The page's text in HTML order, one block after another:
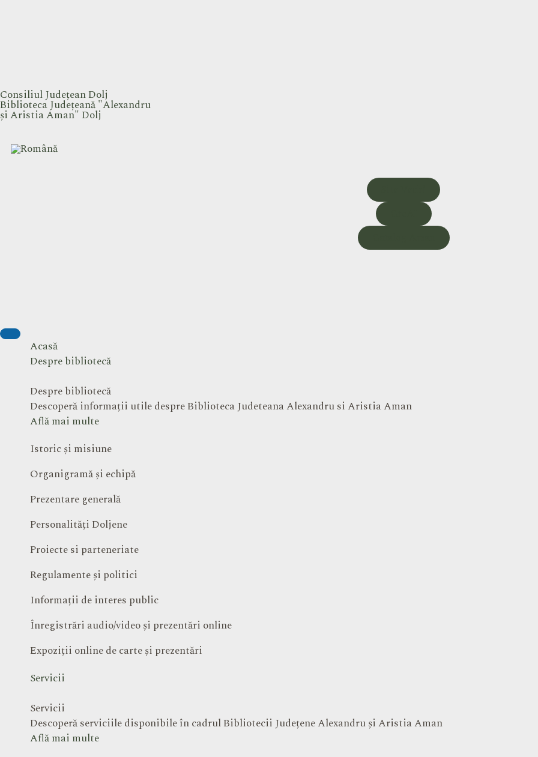
Consiliul Județean Dolj
Biblioteca Județeană "Alexandru
și Aristia Aman" Dolj
Acasă
Despre bibliotecă
Despre bibliotecă
Descoperă informații utile despre Biblioteca Judeteana Alexandru si Aristia Aman
Află mai multe
Istoric și misiune
Organigramă și echipă
Prezentare generală
Personalități Doljene
Proiecte si parteneriate
Regulamente și politici
Informații de interes public
Înregistrări audio/video și prezentări online
Expoziții online de carte și prezentări
Servicii
Servicii
Descoperă serviciile disponibile în cadrul Bibliotecii Județene Alexandru și Aristia Aman
Află mai multe